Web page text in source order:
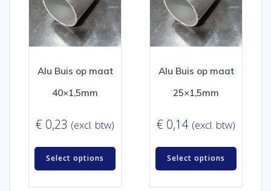
Alu Buis op maat
40×1,5mm
€ 0,23 (excl. btw)
Select options
Alu Buis op maat
25×1,5mm
€ 0,14 (excl. btw)
Select options